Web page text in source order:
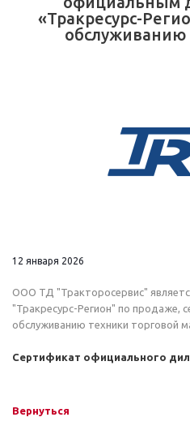
«Тракресурс-
обслуживанию
12 января 2026
ООО ТД "Тракторосервис"
"Тракресурс-Регион" по продаже,
обслуживанию техники торговой
Сертификат официального
Вернуться